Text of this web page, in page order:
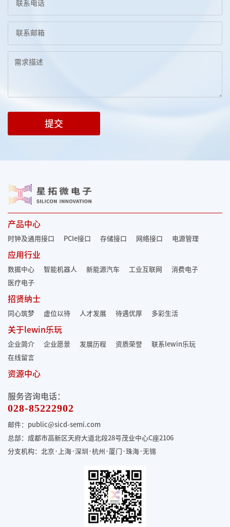
提交
产品中心
时钟及通用接口 PCIe接口 存储接口 网络接口 电源管理
应用行业
数据中心 智能机器人 新能源汽车 工业互联网
消费电子
医疗电子
招贤纳士
同心筑梦 虚位以待 人才发展 待遇优厚 多彩生活
关于lewin乐玩
企业简介 企业愿景 发展历程 资质荣誉
联系lewin乐玩
在线留言
资源中心
服务咨询电话：
028-85222902
邮件：public@sicd-semi.com
总部：成都市高新区天府大道北段28号茂业中心C座2106
分支机构：北京·上海·深圳·杭州·厦门·珠海·无锡